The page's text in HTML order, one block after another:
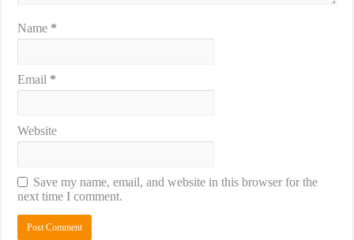
Name *
Email *
Website
Save my name, email, and website in this browser for the
next time I comment.